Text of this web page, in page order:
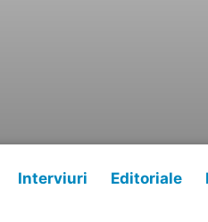
Interviuri Editoriale